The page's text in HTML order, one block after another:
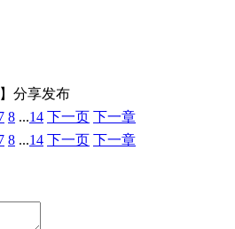
分享发布
8 ...14 下一页 下一章
8 ...14 下一页 下一章